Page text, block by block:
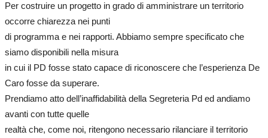
Per costruire un progetto in grado di amministrare un territorio
occorre chiarezza nei punti
di programma e nei rapporti. Abbiamo sempre specificato che
siamo disponibili nella misura
in cui il PD fosse stato capace di riconoscere che l’esperienza De
Caro fosse da superare.
Prendiamo atto dell’inaffidabilità della Segreteria Pd ed andiamo
avanti con tutte quelle
realtà che, come noi, ritengono necessario rilanciare il territorio